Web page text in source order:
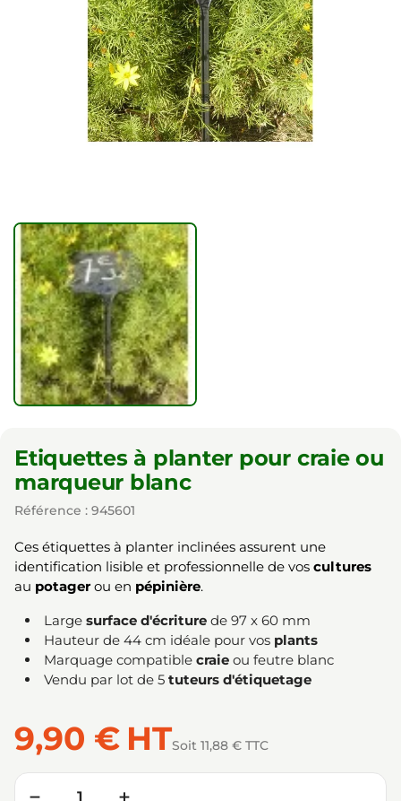
Etiquettes à planter pour craie ou
marqueur blanc
Référence : 945601
Ces étiquettes à planter inclinées assurent une
identification lisible et professionnelle de vos cultures
au potagerou en pépinière.
Large surface d'écriture de 97 x 60 mm
Hauteur de 44 cm idéale pour vos plants
Marquage compatible craie ou feutre blanc
Vendu par lot de 5 tuteurs d'étiquetage
9,90 € HTSoit 11,88 € TTC
Quantité